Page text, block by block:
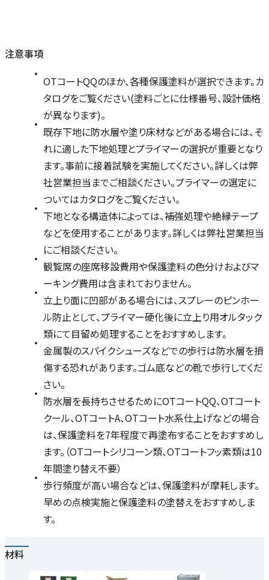
注意事項
OTコートQQのほか、各種保護塗料が選択できます。カ
タログをご覧ください(塗料ごとに仕様番号、設計価格
が異なります)。
既存下地に防水層や塗り床材などがある場合には、そ
れに適した下地処理とプライマーの選択が重要となり
ます。事前に接着試験を実施してください。詳しくは弊
社営業担当までご相談ください。プライマーの選定に
ついてはカタログをご覧ください。
下地となる構造体によっては、補強処理や絶縁テープ
などを使用することがあります。詳しくは弊社営業担当
にご相談ください。
観覧席の座席移設費用や保護塗料の色分けおよびマ
ーキング費用は含まれておりません。
立上り面に凹部がある場合には、スプレーのピンホー
ル防止として、プライマー硬化後に立上り用オルタック
類にて目留め処理することをおすすめします。
金属製のスパイクシューズなどでの歩行は防水層を損
傷する恐れがあります。ゴム底などの靴で歩行してくだ
さい。
防水層を長持ちさせるためにOTコートQQ、OTコート
クール、OTコートA、OTコート水系仕上げなどの場合
は、保護塗料を7年程度で再塗布することをおすすめし
ます。（OTコートシリコーン類、OTコートフッ素類は10
年間塗り替え不要）
歩行頻度が高い場合などは、保護塗料が摩耗します。
早めの点検実施と保護塗料の塗替えをおすすめしま
す。
材料